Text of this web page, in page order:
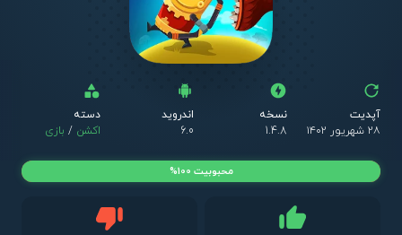
آپدیت
۲۸ شهریور ۱۴۰۲
نسخه
1.4.8
اندروید
6.0
دسته
اکشن / بازی
محبوبیت 100%